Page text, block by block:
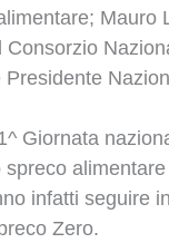
Mauro
Consorzio
Presidente
Giornata
infatti seguire
Zero.